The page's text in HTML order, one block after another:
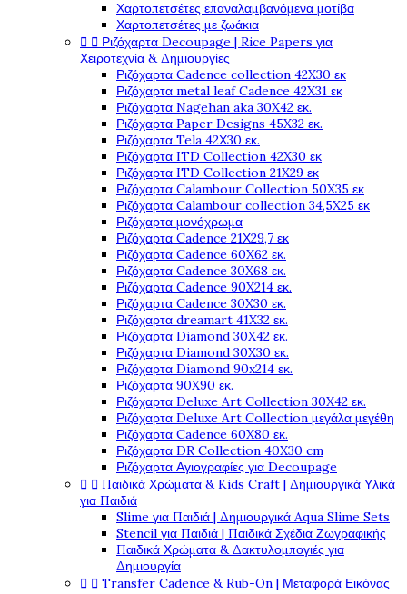
Χαρτοπετσέτες επαναλαμβανόμενα μοτίβα
Χαρτοπετσέτες με ζωάκια
  Ριζόχαρτα Decoupage | Rice Papers για
Χειροτεχνία & Δημιουργίες
Ριζόχαρτα Cadence collection 42X30 εκ
Ριζόχαρτα metal leaf Cadence 42X31 εκ
Ριζόχαρτα Nagehan aka 30X42 εκ.
Ριζόχαρτα Paper Designs 45X32 εκ.
Ριζόχαρτα Tela 42Χ30 εκ.
Ριζόχαρτα ITD Collection 42X30 εκ
Ριζόχαρτα ITD Collection 21X29 εκ
Ριζόχαρτα Calambour Collection 50X35 εκ
Ριζόχαρτα Calambour collection 34,5X25 εκ
Ριζόχαρτα μονόχρωμα
Ριζόχαρτα Cadence 21Χ29,7 εκ
Ριζόχαρτα Cadence 60X62 εκ.
Ριζόχαρτα Cadence 30X68 εκ.
Ριζόχαρτα Cadence 90X214 εκ.
Ριζόχαρτα Cadence 30X30 εκ.
Ριζόχαρτα dreamart 41X32 εκ.
Ριζόχαρτα Diamond 30X42 εκ.
Ριζόχαρτα Diamond 30X30 εκ.
Ριζόχαρτα Diamond 90x214 εκ.
Ριζόχαρτα 90X90 εκ.
Ριζόχαρτα Deluxe Art Collection 30X42 εκ.
Ριζόχαρτα Deluxe Art Collection μεγάλα μεγέθη
Ριζόχαρτα Cadence 60X80 εκ.
Ριζόχαρτα DR Collection 40X30 cm
Ριζόχαρτα Αγιογραφίες για Decoupage
  Παιδικά Χρώματα & Kids Craft | Δημιουργικά Υλικά
για Παιδιά
Slime για Παιδιά | Δημιουργικά Aqua Slime Sets
Stencil για Παιδιά | Παιδικά Σχέδια Ζωγραφικής
Παιδικά Χρώματα & Δακτυλομπογιές για
Δημιουργία
  Transfer Cadence & Rub-On | Μεταφορά Εικόνας